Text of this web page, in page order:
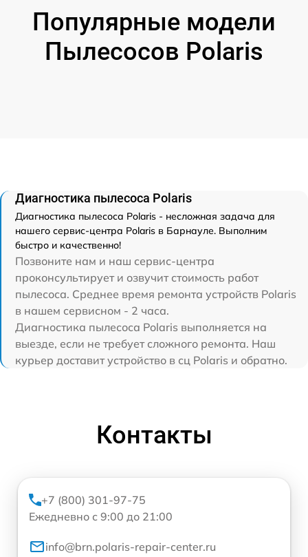
Популярные модели
Пылесосов Polaris
Диагностика пылесоса Polaris
Диагностика пылесоса Polaris - несложная задача для
нашего сервис-центра Polaris в Барнауле. Выполним
быстро и качественно!
Позвоните нам и наш сервис-центра
проконсультирует и озвучит стоимость работ
пылесоса. Среднее время ремонта устройств Polaris
в нашем сервисном - 2 часа.
Диагностика пылесоса Polaris выполняется на
выезде, если не требует сложного ремонта. Наш
курьер доставит устройство в сц Polaris и обратно.
Контакты
+7 (800) 301-97-75
Ежедневно с 9:00 до 21:00
info@brn.polaris-repair-center.ru